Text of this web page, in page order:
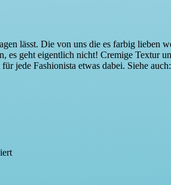
lässt. Die von uns die es farbig
es geht eigentlich nicht! Cremige Textur
jede Fashionista etwas dabei. Siehe auch: